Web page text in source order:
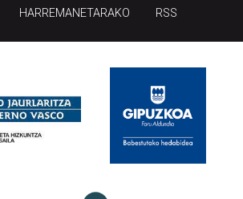
HARREMANETARAKO RSS